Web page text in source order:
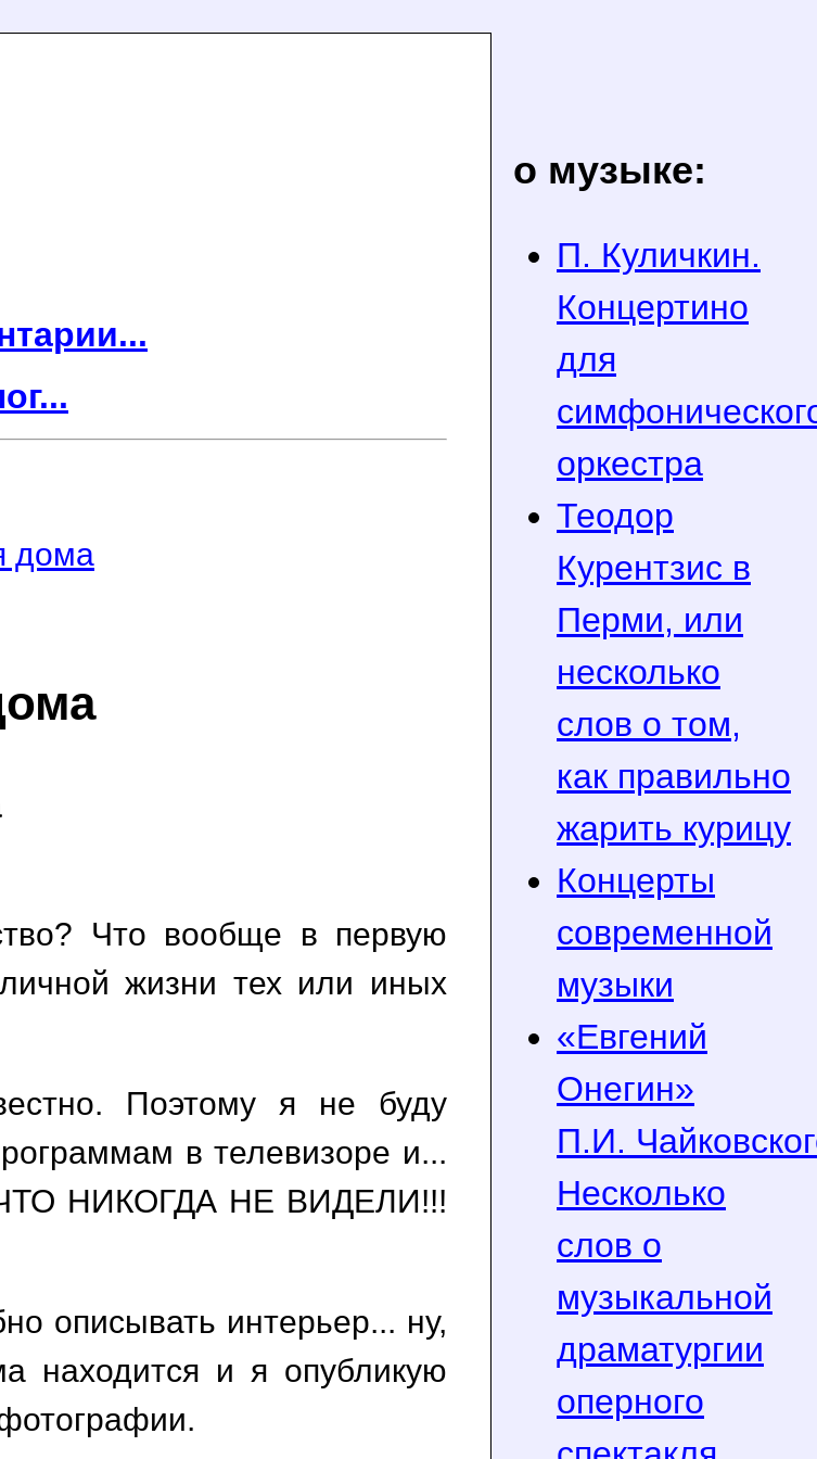
о музыке:
П. Куличкин.
Концертино
для
оркестра
Теодор
Курентзис в
Перми, или
несколько
слов о том,
как правильно
жарить курицу
Концерты
современной
музыки
«Евгений
Онегин»
П.И.
Несколько
слов о
музыкальной
драматургии
оперного
дома
Что вообще в первую
жизни тех или иных
Поэтому я не буду
в телевизоре и...
НИКОГДА НЕ ВИДЕЛИ!!!
описывать интерьер... ну,
находится и я опубликую